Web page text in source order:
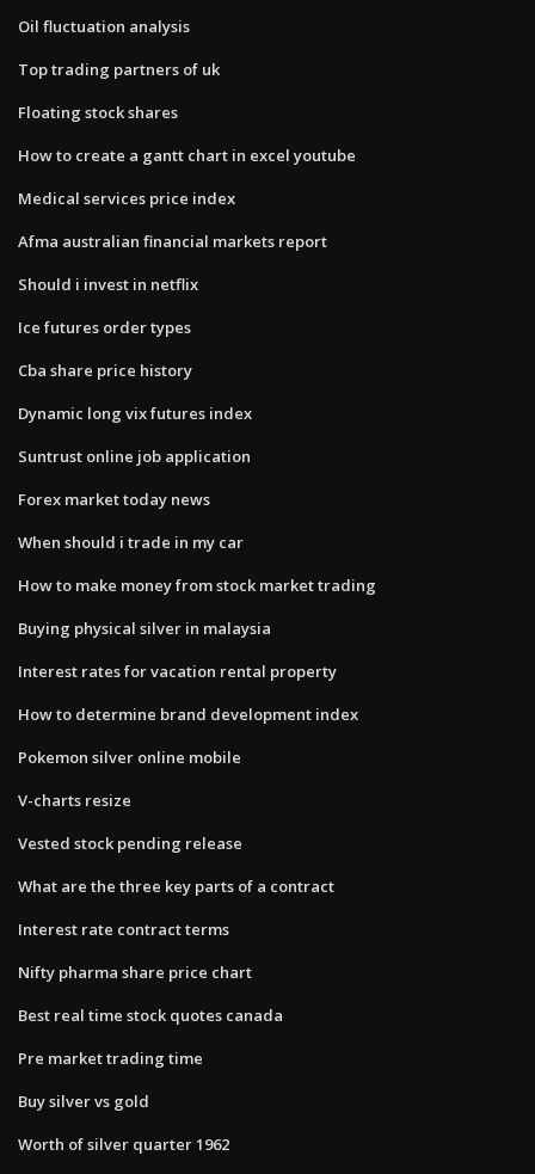
Oil fluctuation analysis
Top trading partners of uk
Floating stock shares
How to create a gantt chart in excel youtube
Medical services price index
Afma australian financial markets report
Should i invest in netflix
Ice futures order types
Cba share price history
Dynamic long vix futures index
Suntrust online job application
Forex market today news
When should i trade in my car
How to make money from stock market trading
Buying physical silver in malaysia
Interest rates for vacation rental property
How to determine brand development index
Pokemon silver online mobile
V-charts resize
Vested stock pending release
What are the three key parts of a contract
Interest rate contract terms
Nifty pharma share price chart
Best real time stock quotes canada
Pre market trading time
Buy silver vs gold
Worth of silver quarter 1962